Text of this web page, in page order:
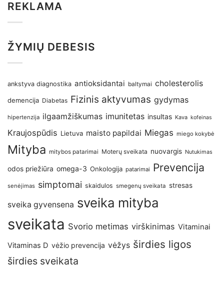
REKLAMA
ŽYMIŲ DEBESIS
ankstyva diagnostika antioksidantai baltymai cholesterolis
demencija Diabetas Fizinis aktyvumas gydymas
hipertenzija ilgaamžiškumas imunitetas insultas Kava kofeinas
Kraujospūdis Lietuva maisto papildai Miegas miego kokybė
Mityba mitybos patarimai Moterų sveikata nuovargis Nutukimas
odos priežiūra omega-3 Onkologija patarimai Prevencija
senėjimas simptomai skaidulos smegenų sveikata stresas
sveika gyvensena sveika mityba
sveikata Svorio metimas virškinimas Vitaminai
Vitaminas D vėžio prevencija vėžys širdies ligos
širdies sveikata